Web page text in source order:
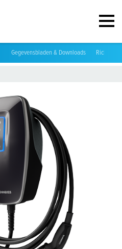
Gegevensbladen & Downloads Richtlijnen